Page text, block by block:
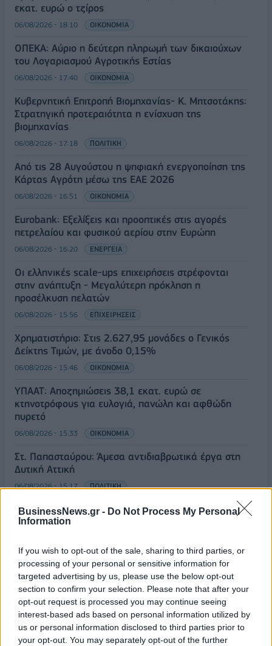
BusinessNews.gr - Do Not Process My Personal
Information
If you wish to opt-out of the sale, sharing to third parties, or
processing of your personal or sensitive information for
targeted advertising by us, please use the below opt-out
section to confirm your selection. Please note that after your
opt-out request is processed you may continue seeing
interest-based ads based on personal information utilized by
us or personal information disclosed to third parties prior to
your opt-out. You may separately opt-out of the further
εκατ. ευρώ ο τζίρος
06/08/2026 - 18:10 ΟΙΚΟΝΟΜΙΑ
ΟΠΕΚΑ: Αύριο η δεύτερη πληρωμή των δικαιούχων
του Λογαριασμού Αγροτικής Εστίας
06/08/2026 - 17:40 ΟΙΚΟΝΟΜΙΑ
Κυβερνητική Επιτροπή Βιομηχανίας- Κ. Μητσοτάκης:
Στρατηγική προτεραιότητα η ενίσχυση της
βιομηχανίας
06/08/2026 - 17:18 ΠΟΛΙΤΙΚΗ
Από τις 28 Αυγούστου η ψηφιακή ενεργοποίηση της
Κάρτας Αγρότη μέσω της ΕΑΕ 2026
06/08/2026 - 16:51 ΟΙΚΟΝΟΜΙΑ
Eurobank: Εξελίξεις και προοπτικές στις αγορές
πετρελαίου και φυσικού αερίου στην Ευρώπη
06/08/2026 - 16:20 ΕΝΕΡΓΕΙΑ
Οι ελληνικές scale-ups επιχειρήσεις στρέφονται
στην ανάπτυξη - Μεγαλύτερη πρόκληση η
προσέλκυση πελατών
06/08/2026 - 15:56 ΕΠΙΧΕΙΡΗΣΕΙΣ
Χρηματιστήριο: Στις 2.627,95 μονάδες ο Γενικός
Δείκτης Τιμών, με άνοδο 0,15%
06/08/2026 - 15:46 ΟΙΚΟΝΟΜΙΑ
ΥΠΑΑΤ: Αποζημιώσεις 38,1 εκατ. ευρώ σε
κτηνοτρόφους για ευλογιά, πανώλη και αφθώδη
πυρετό
06/08/2026 - 15:33 ΟΙΚΟΝΟΜΙΑ
Στ. Παπασταύρου: Άμεσα αντιδιαβρωτικά έργα στη
Δυτική Αττική
06/08/2026 - 15:17 ΠΟΛΙΤΙΚΗ
Συνάλλαγμα: Το ευρώ υποχωρεί κατά 0,11%, στα
1,1541 δολάρια
ΟΛΕΣ ΟΙ ΕΙΔΗΣΕΙΣ